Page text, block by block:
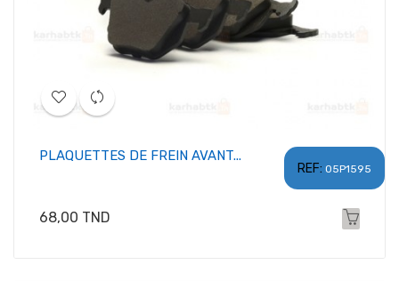
REF: 05P1595
PLAQUETTES DE FREIN AVANT...
Prix
68,00 TND